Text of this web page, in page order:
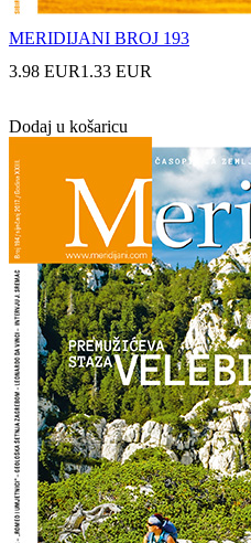
MERIDIJANI BROJ 193
3.98 EUR1.33 EUR
Dodaj u košaricu